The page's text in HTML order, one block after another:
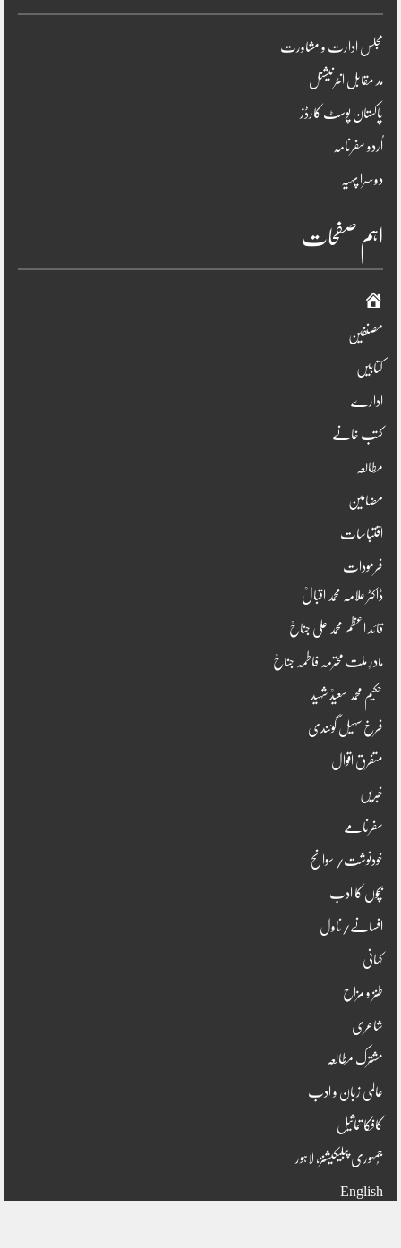
مجلس ادارت و مشاورت
مد مقابل انٹرنیشنل
پاکستان پوسٹ کارڈز
اُردو سفرنامہ
دوسرا پہیہ
اہم صفحات
صفحہ
اوّل
مصنفین
کتابیں
ادارے
کتب خانے
مطالعہ
مضامین
اقتباسات
فرمودات
ڈاکٹر علامہ محمد اقبالؒ
قائد اعظم محمد علی جناحؒ
مادرِ ملت محترمہ فاطمہ جناحؒ
حکیم محمد سعیدؒ شہید
فرخ سہیل گوئندی
متفرق اقوال
خبریں
سفرنامے
خودنوشت/ سوانح
بچوں کا ادب
افسانے/ناول
کہانی
طنز و مزاح
شاعری
مشترک مطالعہ
عالمی زبان و ادب
کافکا تماثیل
جُمہوری پبلیکیشنز، لاہور
English